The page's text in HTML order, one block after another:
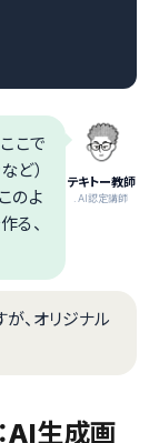
テキトー教師
.AI認定講師
こで
ど）
のよ
る、
、オリジナル
AI生成画